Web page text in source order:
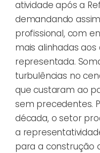
atividade após a
demandando
profissional, com
mais alinhadas
representada.
turbulências no
que custaram ao
sem precedentes.
década, o setor
a
para a construção